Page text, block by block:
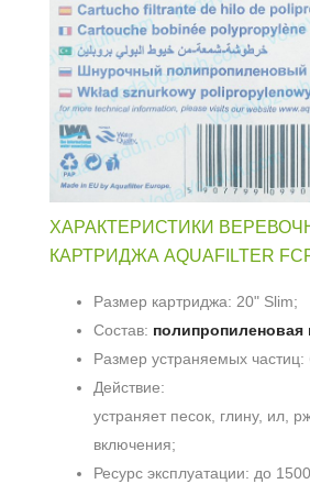
ХАРАКТЕРИСТИКИ
КАРТРИДЖА AQUAFILTER
Размер картриджа: 20" Slim;
Состав: полипропиленовая
Размер устраняемых
Действие:
устраняет песок, глину, ил,
включения;
Ресурс эксплуатации: до